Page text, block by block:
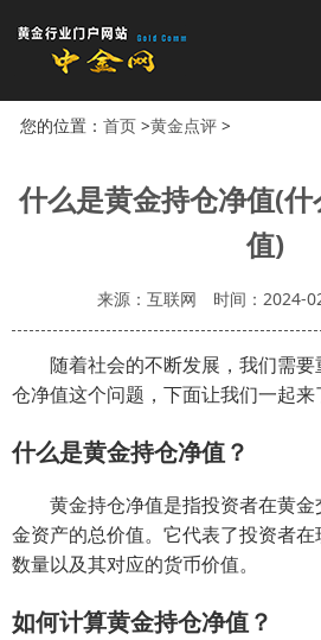
您的位置： 首页>黄金点评>
什么是黄金持仓净值(
值)
来源：互联网 时间：2024-
随着社会的不断发展，我们需
仓净值这个问题，下面让我们一起来
什么是黄金持仓净值？
黄金持仓净值是指投资者在黄
金资产的总价值。它代表了投资者
数量以及其对应的货币价值。
如何计算黄金持仓净值？